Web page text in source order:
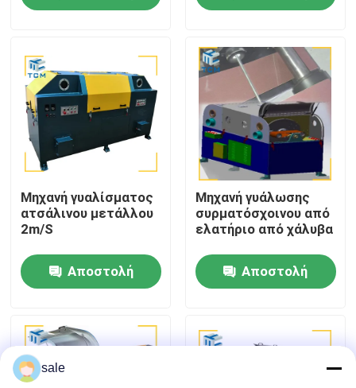
Επισκέψεις στο εργοστάσιο
Έλεγχος ποιότητας
Ειδήσεις
Υποθέσεις
Ζητήστε μια προσφορά
Μηχανή γυάλωσης δεξαμενών
Μηχανή γυαλίσματος
ατσάλινου μετάλλου
2m/S
Αποστολή
Μηχανή γυάλωσης
συρματόσχοινου από
ελατήριο από χάλυβα
Αποστολή
sale